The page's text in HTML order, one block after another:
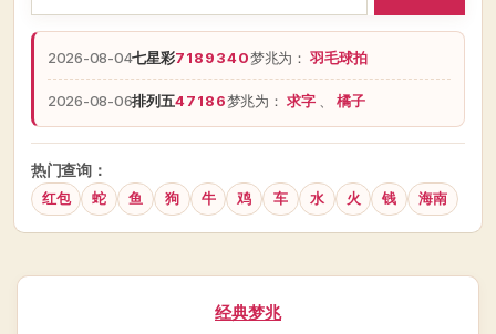
2026-08-04七星彩7189340梦兆为：羽毛球拍
2026-08-06排列五47186梦兆为：求字 橘子
热门查询：
红包 蛇 鱼 狗 牛 鸡 车 水 火 钱 海南
分
经典梦兆